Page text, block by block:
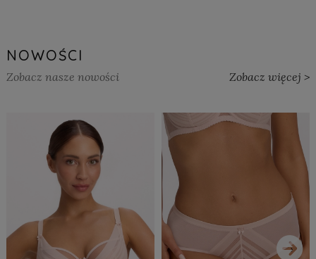
NOWOŚCI
Zobacz nasze nowości Zobacz więcej >
›